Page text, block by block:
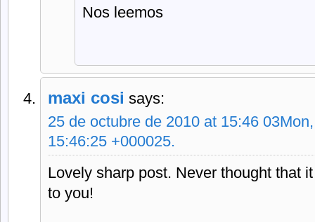
Nos leemos
maxi cosi says:
25 de octubre de 2010 at 15:46
15:46:25 +000025.
Lovely sharp post. Never thought that
to you!